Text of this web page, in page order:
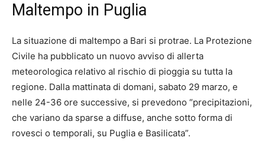
Maltempo in Puglia
La situazione di maltempo a Bari si protrae. La Protezione
Civile ha pubblicato un nuovo avviso di allerta
meteorologica relativo al rischio di pioggia su tutta la
regione. Dalla mattinata di domani, sabato 29 marzo, e
nelle 24-36 ore successive, si prevedono “precipitazioni,
che variano da sparse a diffuse, anche sotto forma di
rovesci o temporali, su Puglia e Basilicata”.